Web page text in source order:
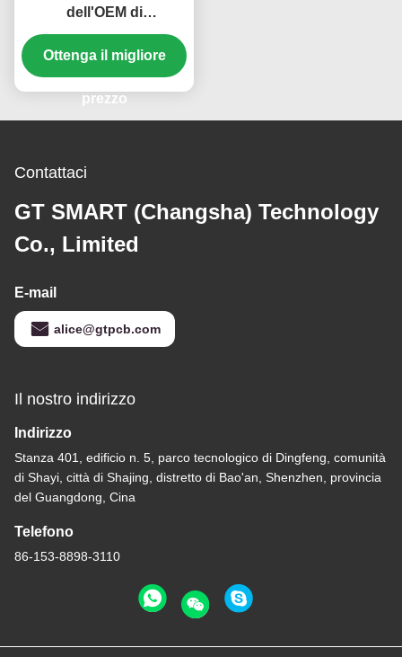
dell'OEM di
comunicazione SME
PCBA/del bordo PWB
del ODM
Ottenga il migliore
prezzo
Contattaci
GT SMART (Changsha) Technology
Co., Limited
E-mail
alice@gtpcb.com
Il nostro indirizzo
Indirizzo
Stanza 401, edificio n. 5, parco tecnologico di Dingfeng, comunità
di Shayi, città di Shajing, distretto di Bao'an, Shenzhen, provincia
del Guangdong, Cina
Telefono
86-153-8898-3110